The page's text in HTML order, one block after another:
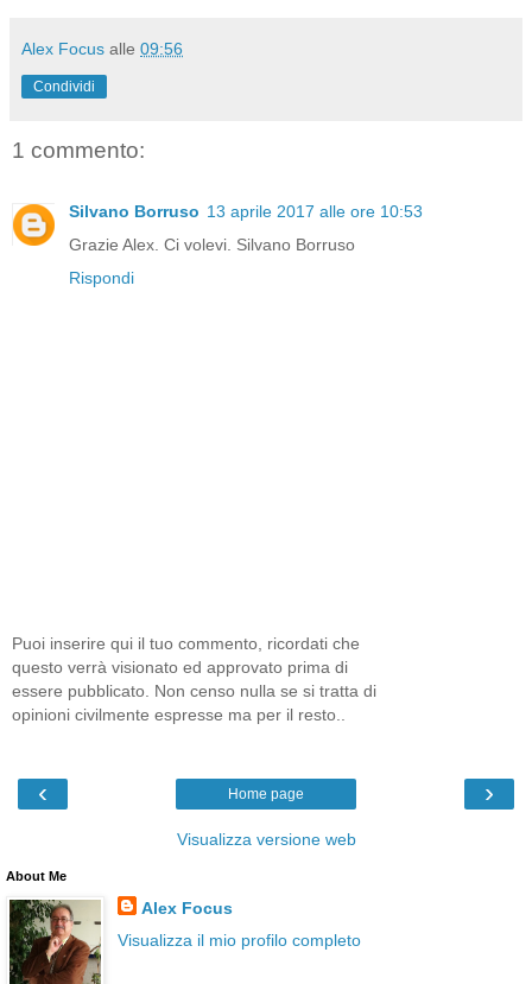
Alex Focus alle 09:56
Condividi
1 commento:
Silvano Borruso 13 aprile 2017 alle ore 10:53
Grazie Alex. Ci volevi. Silvano Borruso
Rispondi
Puoi inserire qui il tuo commento, ricordati che
questo verrà visionato ed approvato prima di
essere pubblicato. Non censo nulla se si tratta di
opinioni civilmente espresse ma per il resto..
‹ ›
Home page
Visualizza versione web
About Me
Alex Focus
Visualizza il mio profilo completo